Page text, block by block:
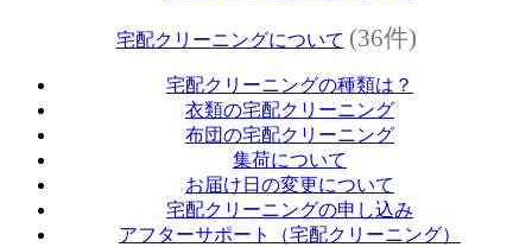
宅配クリーニングについて (36件)
宅配クリーニングの種類は？
衣類の宅配クリーニング
布団の宅配クリーニング
集荷について
お届け日の変更について
宅配クリーニングの申し込み
アフターサポート（宅配クリーニング）